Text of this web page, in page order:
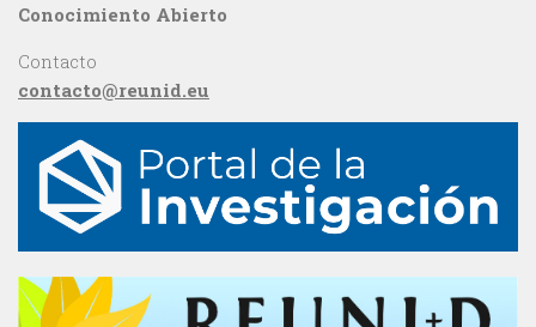
Conocimiento Abierto
Contacto
contacto@reunid.eu